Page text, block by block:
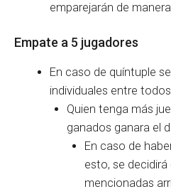
emparejarán de
Empate a 5 jugadores
En caso de quíntuple
individuales entre
Quien tenga más
ganados ganara el
En caso de
esto, se
mencionadas